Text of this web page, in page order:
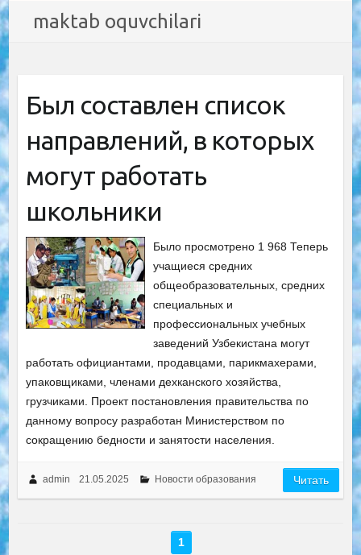
maktab oquvchilari
Был составлен список
направлений, в которых
могут работать
школьники
Было просмотрено 1 968 Теперь
учащиеся средних
общеобразовательных, средних
специальных и
профессиональных учебных
заведений Узбекистана могут
работать официантами, продавцами, парикмахерами,
упаковщиками, членами дехканского хозяйства,
грузчиками. Проект постановления правительства по
данному вопросу разработан Министерством по
сокращению бедности и занятости населения.
admin 21.05.2025 Новости образования Читать
1